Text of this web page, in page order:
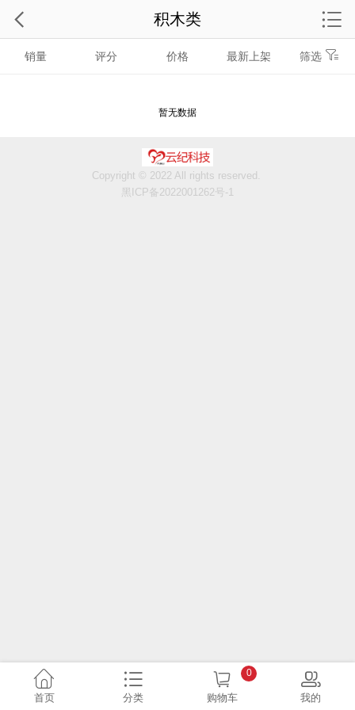
销量 评分 价格 最新上架 筛选
暂无数据
积木类
Copyright © 2022 All rights reserved.
黑ICP备2022001262号-1
首页 分类 购物车
0
我的